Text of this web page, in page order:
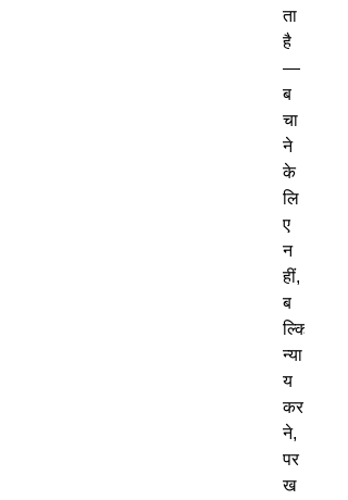
ता
है
—
ब
चा
ने
के
लि
ए
न
हीं,
ब
ल्कि
न्या
य
कर
ने,
पर
ख